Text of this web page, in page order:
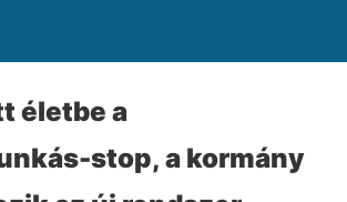
életbe a
stop, a kormány